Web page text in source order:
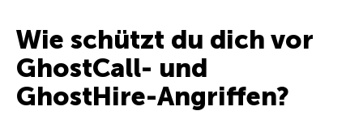
Wie schützt du dich vor
GhostCall- und
GhostHire-Angriffen?